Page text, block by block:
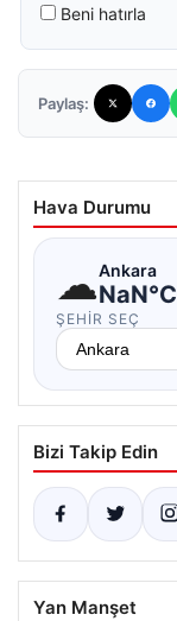
Beni hatırla
Paylaş:
Hava Durumu
☁Ankara
NaN°C
ŞEHIR SEÇ
Bizi Takip Edin
Yan Manşet